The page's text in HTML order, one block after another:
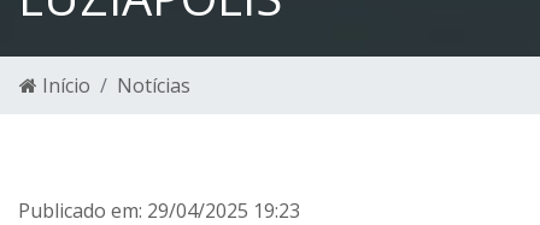
Início Notícias
Publicado em: 29/04/2025 19:23